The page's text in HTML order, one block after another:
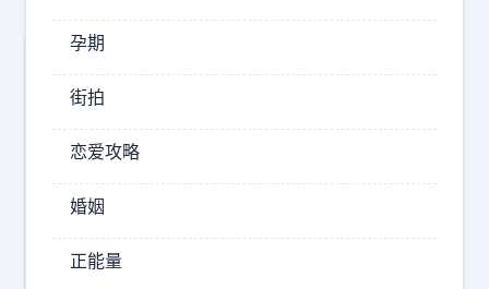
孕期
街拍
恋爱攻略
婚姻
正能量